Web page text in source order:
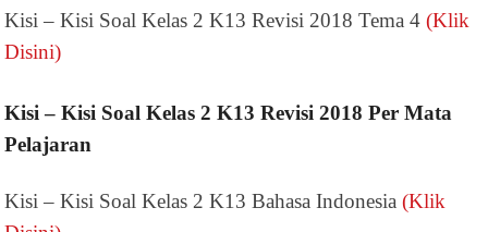
Kisi – Kisi Soal Kelas 2 K13 Revisi 2018 Tema 4 (Klik
Disini)
Kisi – Kisi Soal Kelas 2 K13 Revisi 2018 Per Mata
Pelajaran
Kisi – Kisi Soal Kelas 2 K13 Bahasa Indonesia (Klik